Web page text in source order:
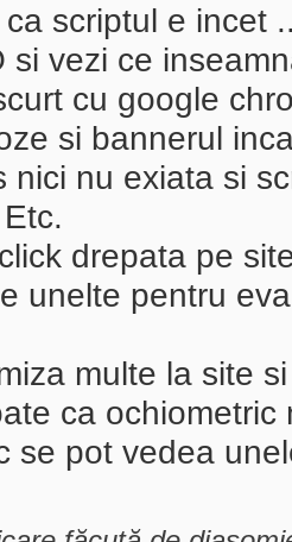
scriptul e incet
si vezi ce
cu google
si bannerul
nici nu exiata si
drepata pe
unelte pentru
multe la site
ca
se pot vedea